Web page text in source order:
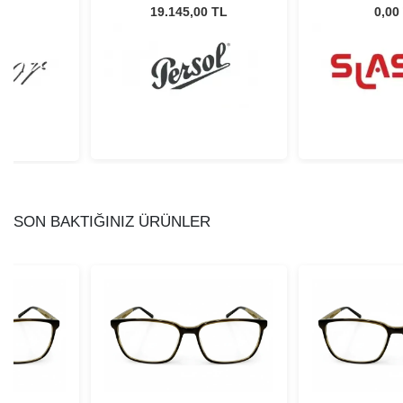
Unisex Güneş Gözlüğü
19.145,00 TL 0,00
SON BAKTIĞINIZ ÜRÜNLER